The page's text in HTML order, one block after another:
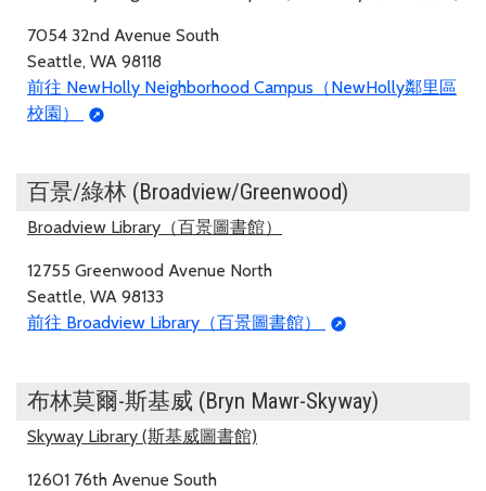
7054 32nd Avenue South
Seattle, WA 98118
前往 NewHolly Neighborhood Campus（NewHolly鄰里區
校園）
百景/綠林 (Broadview/Greenwood)
Broadview Library（百景圖書館）
12755 Greenwood Avenue North
Seattle, WA 98133
前往 Broadview Library（百景圖書館）
布林莫爾-斯基威 (Bryn Mawr-Skyway)
Skyway Library (斯基威圖書館)
12601 76th Avenue South